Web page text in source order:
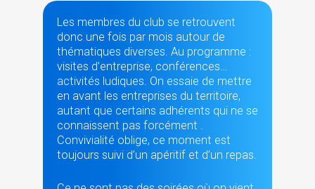
Les membres du club se retrouvent
donc une fois par mois autour de
thématiques diverses. Au programme :
visites d’entreprise, conférences…
activités ludiques. On essaie de mettre
en avant les entreprises du territoire,
autant que certains adhérents qui ne se
connaissent pas forcément .
Convivialité oblige, ce moment est
toujours suivi d’un apéritif et d’un repas.